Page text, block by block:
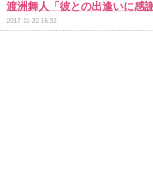
渡洲舞人「彼との出逢いに感謝
2017-11-22 16:32